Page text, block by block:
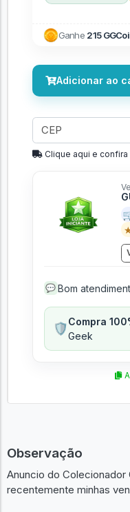
4x deR$ 53,65
🚚 Frete Grátis
Ganhe215
Adicionar ao
Clique aqui e
Bom atendimento
Compra